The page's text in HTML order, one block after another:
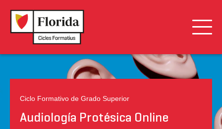
Ciclo Formativo de Grado Superior
Audiología Protésica Online